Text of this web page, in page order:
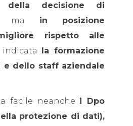
della decisione di
ma in posizione
rispetto alle
la formazione
e dello staff aziendale
facile neanche i Dpo
protezione di dati),